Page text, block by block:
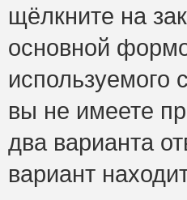
щёлкните на
основной
используемого
вы не имеете
два варианта
вариант